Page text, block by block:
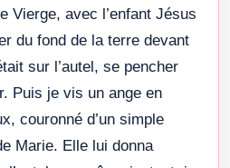
Vierge, avec l’enfant Jésus
du fond de la terre devant
sur l’autel, se pencher
Puis je vis un ange en
couronné d’un simple
Marie. Elle lui donna